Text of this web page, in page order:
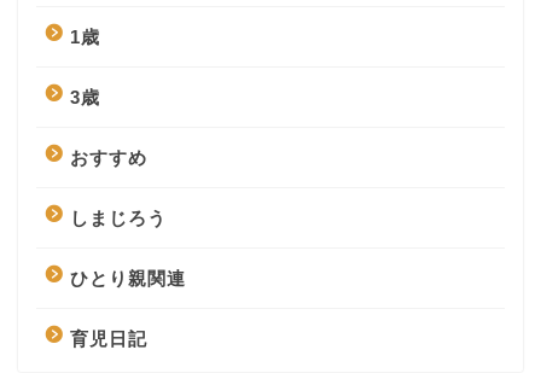
1歳
3歳
おすすめ
しまじろう
ひとり親関連
育児日記